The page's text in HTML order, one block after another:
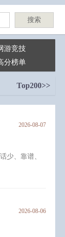
搜索
游竞技
分榜单
Top200>>
2026-08-07
少、靠谱、
2026-08-06